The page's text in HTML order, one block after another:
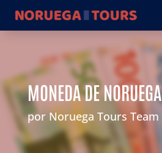
MONEDA DE NORUEGA
porNoruega Tours Team